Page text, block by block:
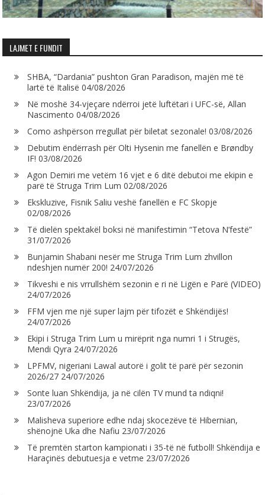
LAJMET E FUNDIT
SHBA, “Dardania” pushton Gran Paradison, majën më të
lartë të Italisë 04/08/2026
Në moshë 34-vjeçare ndërroi jetë luftëtari i UFC-së, Allan
Nascimento 04/08/2026
Como ashpërson rregullat për biletat sezonale! 03/08/2026
Debutim ëndërrash për Olti Hysenin me fanellën e Brøndby
IF! 03/08/2026
Agon Demiri me vetëm 16 vjet e 6 ditë debutoi me ekipin e
parë të Struga Trim Lum 02/08/2026
Ekskluzive, Fisnik Saliu veshë fanellën e FC Skopje
02/08/2026
Të dielën spektakël boksi në manifestimin “Tetova N’festë”
31/07/2026
Bunjamin Shabani nesër me Struga Trim Lum zhvillon
ndeshjen numër 200! 24/07/2026
Tikveshi e nis vrrullshëm sezonin e ri në Ligën e Parë (VIDEO)
24/07/2026
FFM vjen me një super lajm për tifozët e Shkëndijës!
24/07/2026
Ekipi i Struga Trim Lum u mirëprit nga numri 1 i Strugës,
Mendi Qyra 24/07/2026
LPFMV, nigeriani Lawal autorë i golit të parë për sezonin
2026/27 24/07/2026
Sonte luan Shkëndija, ja në cilën TV mund ta ndiqni!
23/07/2026
Malisheva superiore edhe ndaj skocezëve të Hibernian,
shënojnë Uka dhe Nafiu 23/07/2026
Të premtën starton kampionati i 35-të në futboll! Shkëndija e
Haraçinës debutuesja e vetme 23/07/2026